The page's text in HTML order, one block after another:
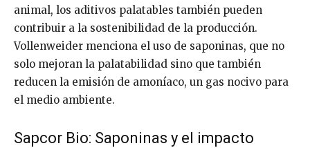
animal, los aditivos palatables también pueden
contribuir a la sostenibilidad de la producción.
Vollenweider menciona el uso de saponinas, que no
solo mejoran la palatabilidad sino que también
reducen la emisión de amoníaco, un gas nocivo para
el medio ambiente.
Sapcor Bio: Saponinas y el impacto